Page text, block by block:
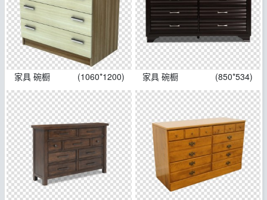
家具 碗橱 (1060*1200) 家具 碗橱 (850*534)